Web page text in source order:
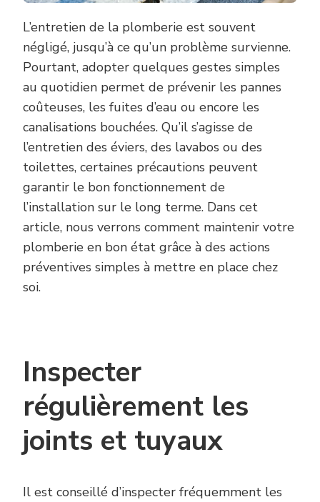
L’entretien de la plomberie est souvent
négligé, jusqu’à ce qu’un problème survienne.
Pourtant, adopter quelques gestes simples
au quotidien permet de prévenir les pannes
coûteuses, les fuites d’eau ou encore les
canalisations bouchées. Qu’il s’agisse de
l’entretien des éviers, des lavabos ou des
toilettes, certaines précautions peuvent
garantir le bon fonctionnement de
l’installation sur le long terme. Dans cet
article, nous verrons comment maintenir votre
plomberie en bon état grâce à des actions
préventives simples à mettre en place chez
soi.
Inspecter
régulièrement les
joints et tuyaux
Il est conseillé d’inspecter fréquemment les